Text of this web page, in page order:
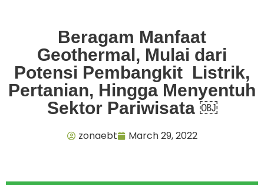
Beragam Manfaat
Geothermal, Mulai dari
Potensi Pembangkit Listrik,
Pertanian, Hingga Menyentuh
Sektor Pariwisata ￼
zonaebt March 29, 2022